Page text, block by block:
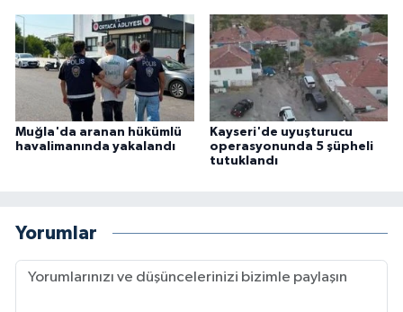
Muğla'da aranan hükümlü
havalimanında yakalandı
Kayseri'de uyuşturucu
operasyonunda 5 şüpheli
tutuklandı
Yorumlar